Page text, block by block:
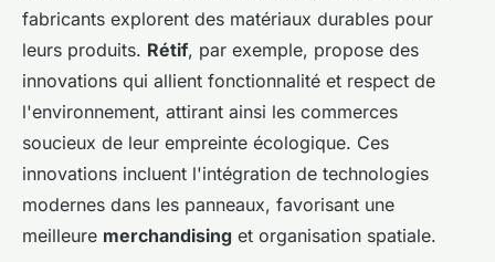
fabricants explorent des matériaux durables pour
leurs produits. Rétif, par exemple, propose des
innovations qui allient fonctionnalité et respect de
l'environnement, attirant ainsi les commerces
soucieux de leur empreinte écologique. Ces
innovations incluent l'intégration de technologies
modernes dans les panneaux, favorisant une
meilleure merchandising et organisation spatiale.